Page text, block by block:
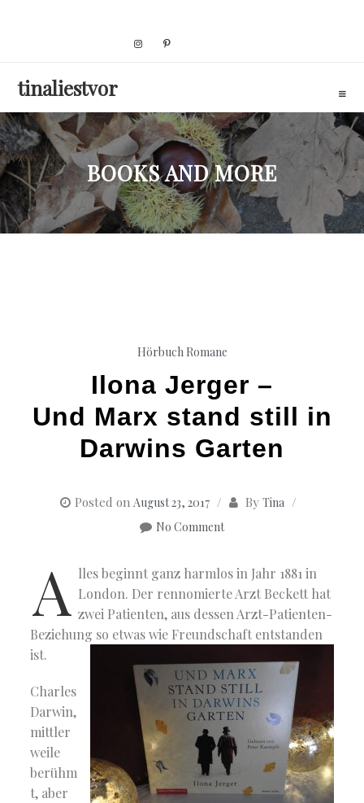
tinaliestvor
BOOKS AND MORE
Hörbuch Romane
Ilona Jerger –
Und Marx stand still in
Darwins Garten
Posted on August 23, 2017 By Tina
No Comment
A lles beginnt ganz harmlos in Jahr 1881 in
London. Der rennomierte Arzt Beckett hat
zwei Patienten, aus dessen Arzt-Patienten-
Beziehung so etwas wie Freundschaft entstanden
ist.
Charles
Darwin,
mittler
weile
berühm
t, aber